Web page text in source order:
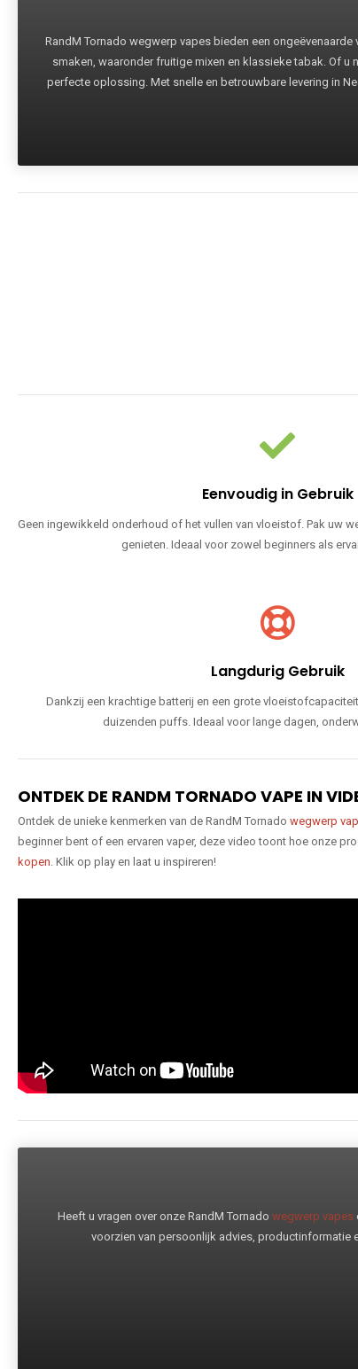
RandM Tornado wegwerp vapes bieden een
smaken, waaronder fruitige mixen en klassieke tabak. Of
perfecte oplossing. Met snelle en betrouwbare levering in
Eenvoudig in Gebruik
Geen ingewikkeld onderhoud of het vullen van vloeistof. Pak uw
genieten. Ideaal voor zowel beginners als
Langdurig Gebruik
Dankzij een krachtige batterij en een grote
duizenden puffs. Ideaal voor lange dagen,
ONTDEK DE RANDM TORNADO VAPE IN
Ontdek de unieke kenmerken van de RandM Tornado wegwerp
beginner bent of een ervaren vaper, deze video toont hoe onze
kopen. Klik op play en laat u inspireren!
Heeft u vragen over onze RandM Tornado wegwerp vapes
voorzien van persoonlijk advies, productinformatie